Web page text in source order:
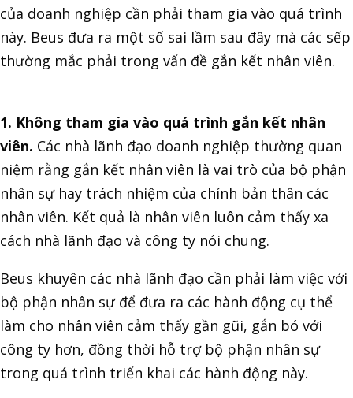
của doanh nghiệp cần phải tham gia vào quá trình
này. Beus đưa ra một số sai lầm sau đây mà các sếp
thường mắc phải trong vấn đề gắn kết nhân viên.
1. Không tham gia vào quá trình gắn kết nhân
viên. Các nhà lãnh đạo doanh nghiệp thường quan
niệm rằng gắn kết nhân viên là vai trò của bộ phận
nhân sự hay trách nhiệm của chính bản thân các
nhân viên. Kết quả là nhân viên luôn cảm thấy xa
cách nhà lãnh đạo và công ty nói chung.
Beus khuyên các nhà lãnh đạo cần phải làm việc với
bộ phận nhân sự để đưa ra các hành động cụ thể
làm cho nhân viên cảm thấy gần gũi, gắn bó với
công ty hơn, đồng thời hỗ trợ bộ phận nhân sự
trong quá trình triển khai các hành động này.